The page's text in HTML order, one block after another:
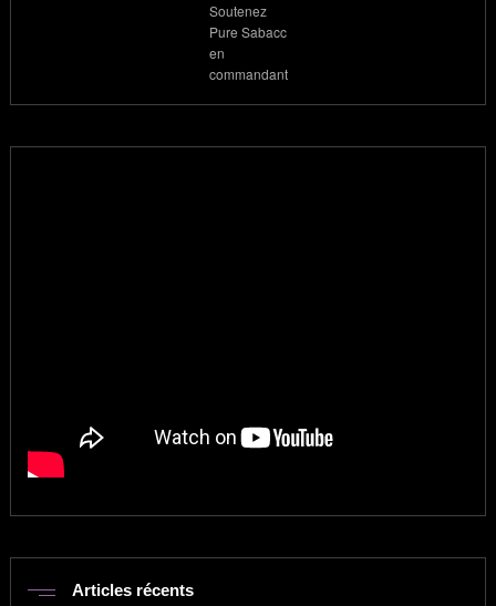
Soutenez
Pure Sabacc
en
commandant
Articles récents